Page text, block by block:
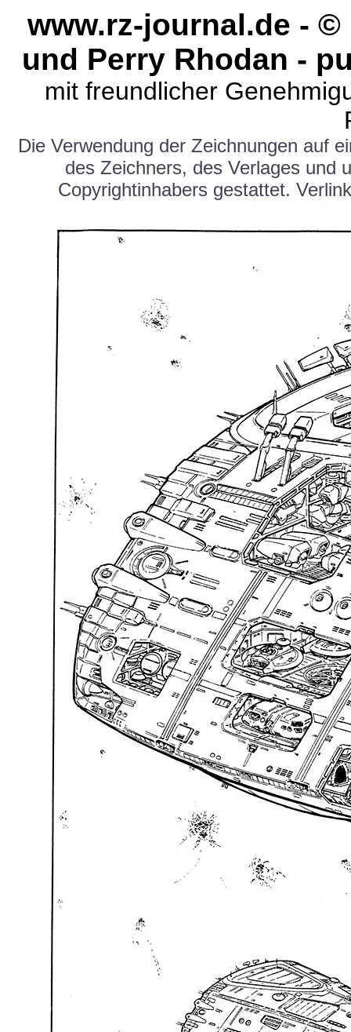
www.rz-journal.de -
und Perry Rhodan -
mit freundlicher
Die Verwendung der Zeichnungen auf
des Zeichners, des Verlages und
Copyrightinhabers gestattet.